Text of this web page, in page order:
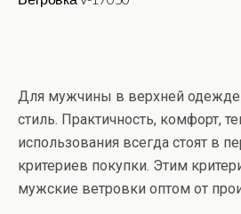
Для мужчины в верхней одежде
стиль. Практичность, комфорт,
использования всегда стоят в
критериев покупки. Этим
мужские ветровки оптом от